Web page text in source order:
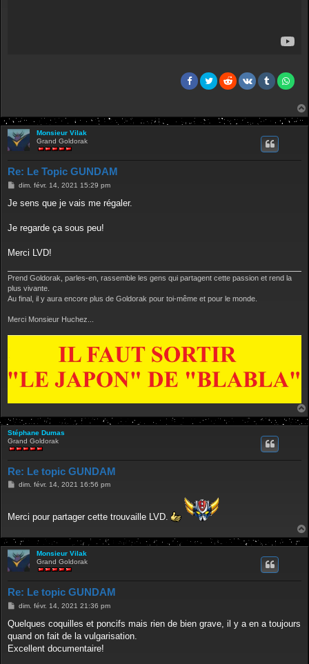
Monsieur Vilak
Grand Goldorak
Re: Le Topic GUNDAM
M
s
g
dim. févr. 14, 2021 15:29 pm
Je sens que je vais me régaler.
Je regarde ça sous peu!
Merci LVD!
Prend Goldorak, parles-en, rassemble les gens qui partagent cette passion et rend la
plus vivante.
Au final, il y aura encore plus de Goldorak pour toi-même et pour le monde.
Merci Monsieur Huchez...
Stéphane Dumas
Grand Goldorak
Re: Le topic GUNDAM
M
a
dim. févr. 14, 2021 16:56 pm
Merci pour partager cette trouvaille LVD.
Monsieur Vilak
Grand Goldorak
Re: Le topic GUNDAM
M
s
a
g
dim. févr. 14, 2021 21:36 pm
Quelques coquilles et poncifs mais rien de bien grave, il y a en a toujours
quand on fait de la vulgarisation.
Excellent documentaire!